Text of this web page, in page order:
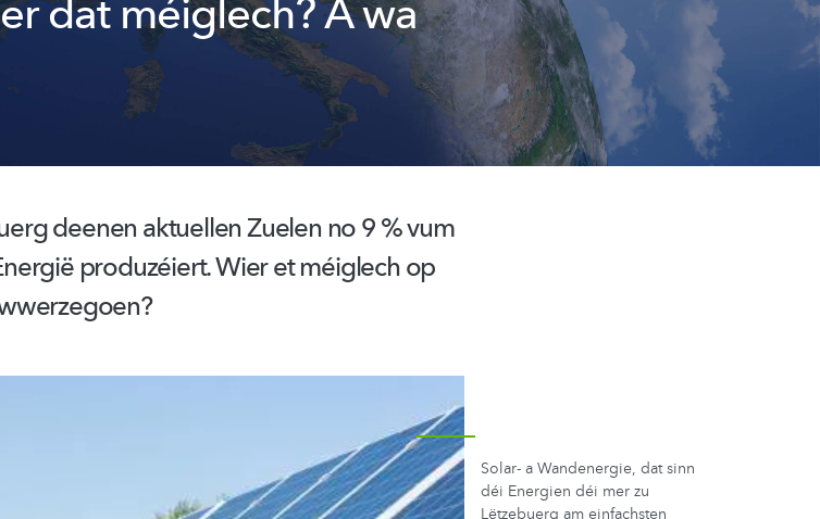
dat méiglech? A wa
deenen aktuellen Zuelen no 9 % vum
produzéiert. Wier et méiglech op
Solar- a Wandenergie, dat sinn
déi Energien déi mer zu
Lëtzebuerg am einfachsten